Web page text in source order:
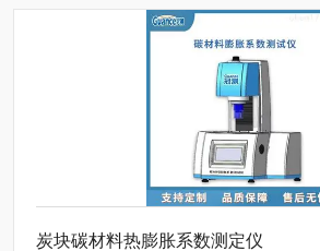
炭块碳材料热膨胀系数测定仪